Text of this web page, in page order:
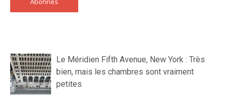
Le Méridien Fifth Avenue, New York : Très
bien, mais les chambres sont vraiment
petites